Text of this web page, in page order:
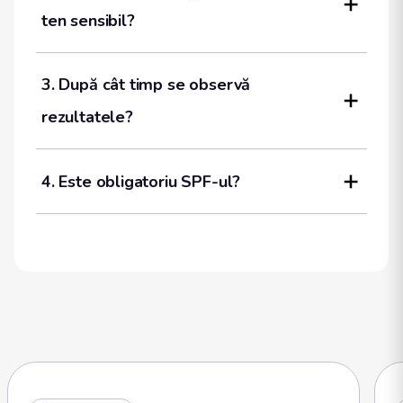
ten sensibil?
3. După cât timp se observă
rezultatele?
4. Este obligatoriu SPF-ul?